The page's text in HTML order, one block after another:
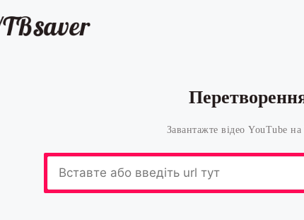
Завантажте відео YouTube